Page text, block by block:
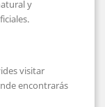
y
visitar
encontrarás